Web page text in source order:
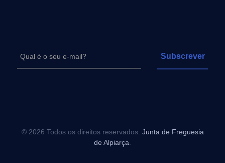
© 2026 Todos os direitos reservados. Junta de Freguesia
de Alpiarça